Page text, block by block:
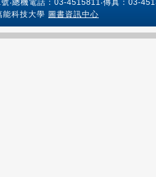
‧總機電話：03-4515811‧傳真：03-
科技大學 圖書資訊中心